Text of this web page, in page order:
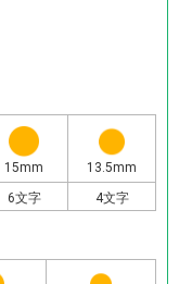
15mm
13.5mm
6文字 4文字